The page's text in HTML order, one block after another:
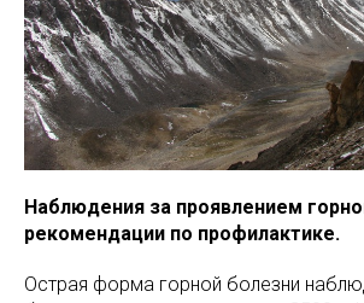
Наблюдения за проявлением
рекомендации по профилактике.
Острая форма горной болезни